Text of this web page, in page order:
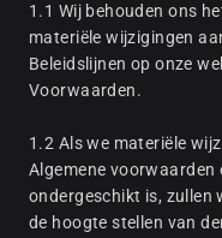
1.1 Wij behouden ons
materiële wijzigingen
Beleidslijnen op onze
Voorwaarden.
1.2 Als we materiële
Algemene
ondergeschikt is, zullen
de hoogte stellen van